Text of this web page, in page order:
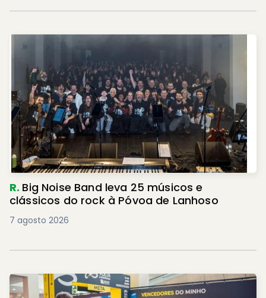
R. Big Noise Band leva 25 músicos e
clássicos do rock à Póvoa de Lanhoso
7 agosto 2026